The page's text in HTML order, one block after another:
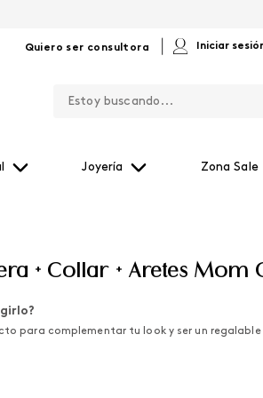
Quiero ser consultora Iniciar
Joyería Zona Sale
+ Collar + Aretes Mom
para complementar tu look y ser un